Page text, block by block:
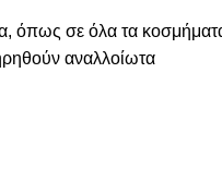
όπως σε όλα τα
αναλλοίωτα